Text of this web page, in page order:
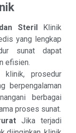
Steril
Klinik
yang lengkap
sunat dapat
efisien.
prosedur
berpengalaman
berbagai
proses sunat.
Jika terjadi